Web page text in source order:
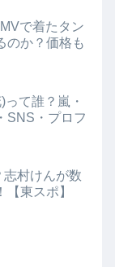
で着たタン
のか？価格も
て誰？嵐・
SNS・プロフ
村けんが数
東スポ】